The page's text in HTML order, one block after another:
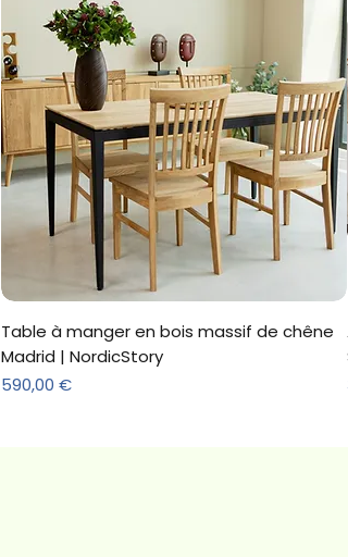
Table à manger en bois massif de chêne
Madrid | NordicStory
Prix
590,00 €